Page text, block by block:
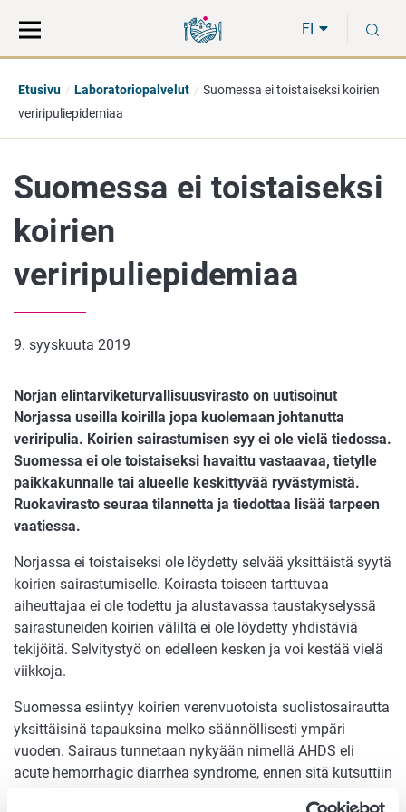
suoraan
sisältöön
koko
sivuston
FI
Etusivu Laboratoriopalvelut
Suomessa ei toistaiseksi koirien
veriripuliepidemiaa
Suomessa ei toistaiseksi
koirien
veriripuliepidemiaa
9. syyskuuta 2019
Norjan elintarviketurvallisuusvirasto on uutisoinut
Norjassa useilla koirilla jopa kuolemaan johtanutta
veriripulia. Koirien sairastumisen syy ei ole vielä tiedossa.
Suomessa ei ole toistaiseksi havaittu vastaavaa, tietylle
paikkakunnalle tai alueelle keskittyvää ryvästymistä.
Ruokavirasto seuraa tilannetta ja tiedottaa lisää tarpeen
vaatiessa.
Norjassa ei toistaiseksi ole löydetty selvää yksittäistä syytä
koirien sairastumiselle. Koirasta toiseen tarttuvaa
aiheuttajaa ei ole todettu ja alustavassa taustakyselyssä
sairastuneiden koirien väliltä ei ole löydetty yhdistäviä
tekijöitä. Selvitystyö on edelleen kesken ja voi kestää vielä
viikkoja.
Suomessa esiintyy koirien verenvuotoista suolistosairautta
yksittäisinä tapauksina melko säännöllisesti ympäri
vuoden. Sairaus tunnetaan nykyään nimellä AHDS eli
acute hemorrhagic diarrhea syndrome, ennen sitä kutsuttiin